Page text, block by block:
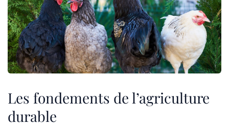
Les fondements de l’agriculture
durable